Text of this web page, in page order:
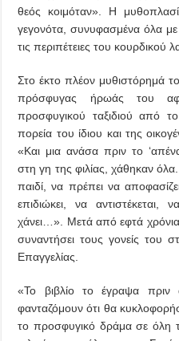
θεός κοιμόταν». Η
γεγονότα, συνυφασμένα όλα με
τις περιπέτειες του κουρδικού
Στο έκτο πλέον μυθιστόρημά
πρόσφυγας ήρωάς του
προσφυγικού ταξιδιού από
πορεία του ίδιου και της
«Και μια ανάσα πριν το
στη γη της φιλίας, χάθηκαν
παιδί, να πρέπει να
επιδιώκει, να αντιστέκεται,
χάνει…». Μετά από εφτά
συναντήσει τους γονείς του
Επαγγελίας.
«Το βιβλίο το έγραψα
φανταζόμουν ότι θα
το προσφυγικό δράμα σε